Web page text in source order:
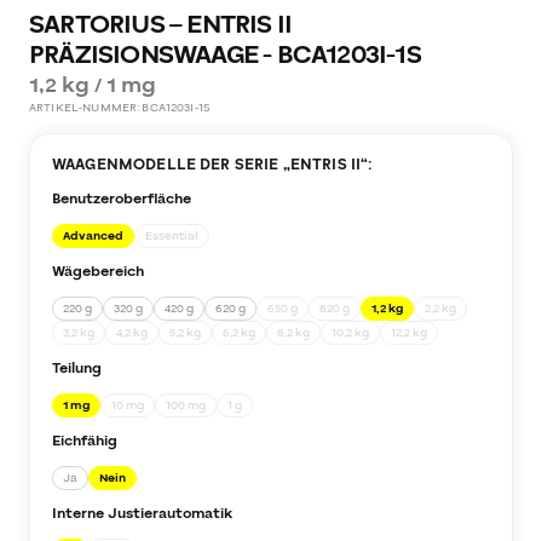
SARTORIUS – ENTRIS II
PRÄZISIONSWAAGE - BCA1203I-1S
1,2 kg / 1 mg
ARTIKEL-NUMMER: BCA1203I-1S
WAAGENMODELLE DER SERIE „ENTRIS II“:
Benutzeroberfläche
Advanced Essential
Wägebereich
220 g 320 g 420 g 620 g 650 g 820 g 1,2 kg
2,2 kg
3,2 kg
4,2 kg 5,2 kg 6,2 kg 8,2 kg 10,2 kg 12,2 kg
Teilung
1 mg 10 mg 100 mg 1 g
Eichfähig
Ja Nein
Interne Justierautomatik